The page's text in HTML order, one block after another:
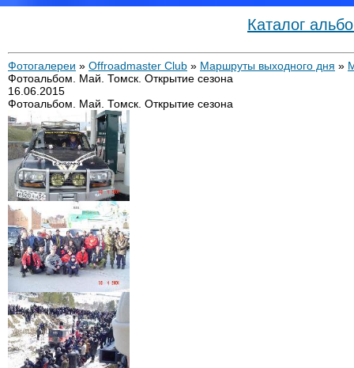
Каталог
Фотогалереи » Offroadmaster Club » Маршруты выходного дня »
Фотоальбом. Май. Томск. Открытие сезона
16.06.2015
Фотоальбом. Май. Томск. Открытие сезона